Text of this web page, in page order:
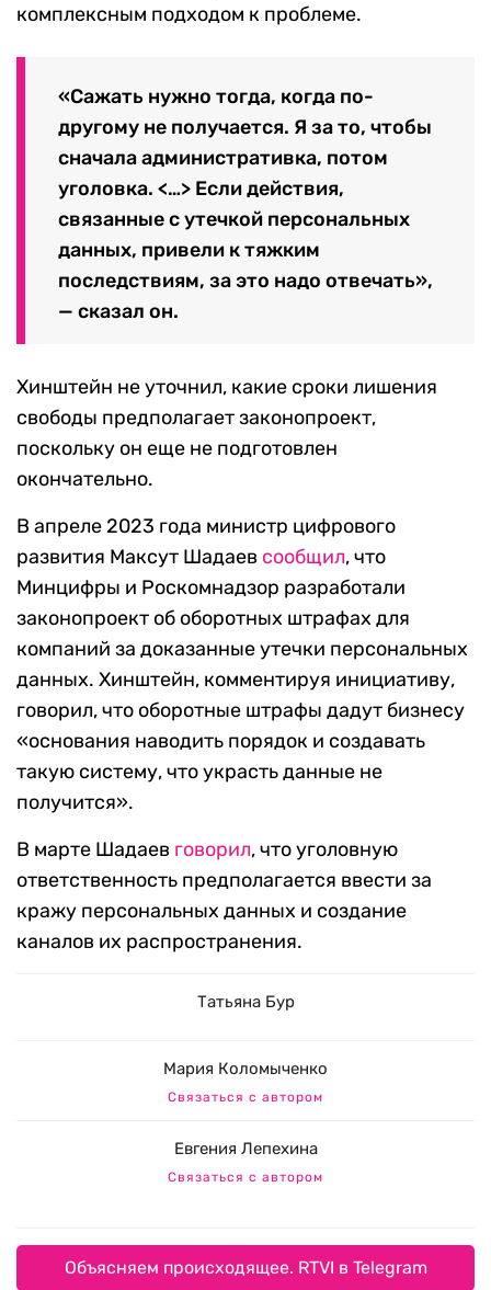
комплексным подходом к проблеме.
«Сажать нужно тогда, когда по-
другому не получается. Я за то, чтобы
сначала административка, потом
уголовка. <…> Еслидействия,
связанные с утечкой персональных
данных, привели к тяжким
последствиям, за это надо отвечать»,
— сказал он.
Хинштейн не уточнил, какие сроки лишения
свободы предполагает законопроект,
поскольку он еще не подготовлен
окончательно.
В апреле 2023 года министр цифрового
развития Максут Шадаев сообщил, что
Минцифры и Роскомнадзор разработали
законопроект об оборотных штрафах для
компаний за доказанные утечки персональных
данных. Хинштейн, комментируя инициативу,
говорил, что оборотные штрафы дадут бизнесу
«основания наводить порядок и создавать
такую систему, что украсть данные не
получится».
В марте Шадаев говорил, что уголовную
ответственность предполагается ввести за
кражу персональных данных и создание
каналов их распространения.
Татьяна Бур
Мария Коломыченко
Связаться с автором
Евгения Лепехина
Связаться с автором
Объясняем происходящее. RTVI в Telegram